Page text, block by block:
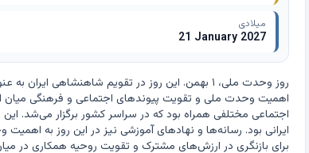
میلادی
21 January 2027